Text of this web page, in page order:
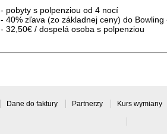
- pobyty s polpenziou od 4 nocí
- 40% zľava (zo základnej ceny) do
- 32,50€ / dospelá osoba s polpenziou
Dane do faktury Partnerzy Kurs wymiany